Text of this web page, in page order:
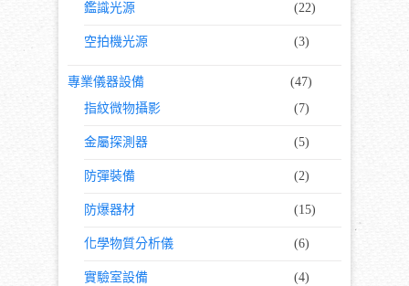
鑑識光源 (22)
空拍機光源 (3)
專業儀器設備
(47)
指紋微物攝影
(7)
金屬探測器 (5)
防彈裝備 (2)
防爆器材 (15)
化學物質分析儀 (6)
實驗室設備 (4)